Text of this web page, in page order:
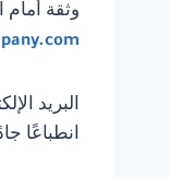
وثقة
البريد
انطباعًا